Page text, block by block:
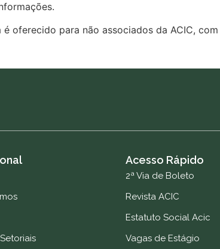
oferecido para não associados da ACIC,
Acesso Rápido
2ª Via de Boleto
Revista ACIC
Estatuto Social Acic
Vagas de Estágio